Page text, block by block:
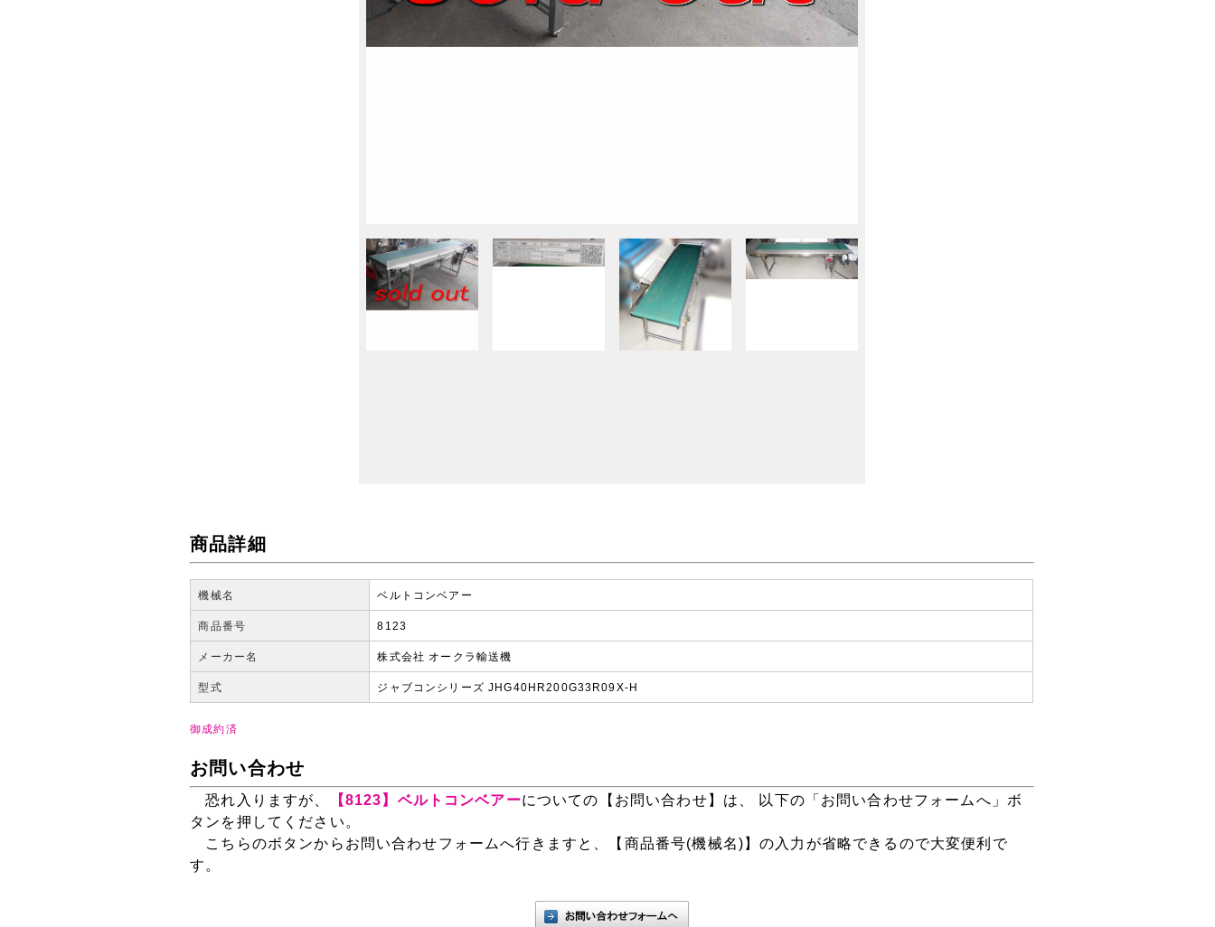
商品詳細
機械名 ベルトコンベアー
商品番号 8123
メーカー名 株式会社 オークラ輸送機
型式 ジャブコンシリーズ JHG40HR200G33R09X-H
御成約済
お問い合わせ
恐れ入りますが、 【8123】ベルトコンベアーについての【お問い合わせ】は、 以下の「お問い合わせフォームへ」ボ
タンを押してください。
こちらのボタンからお問い合わせフォームへ行きますと、【商品番号(機械名)】の入力が省略できるので大変便利で
す。